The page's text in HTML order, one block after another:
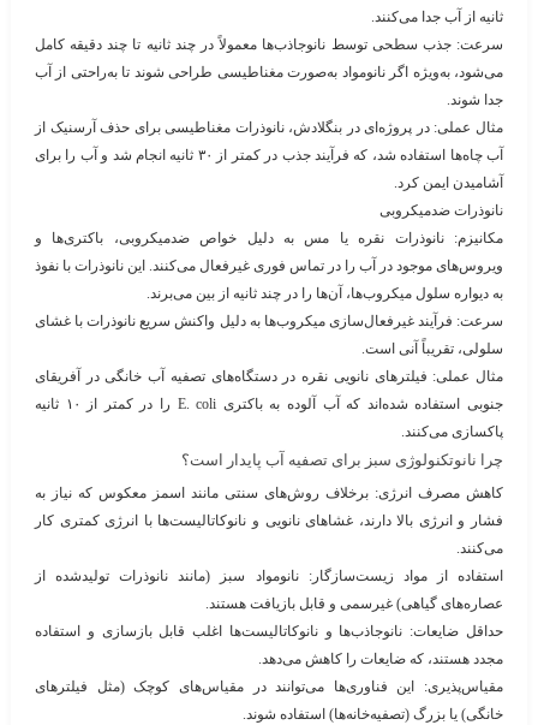
ثانیه از آب جدا می‌کنند.
سرعت: جذب سطحی توسط نانوجاذب‌ها معمولاً در چند ثانیه تا چند دقیقه کامل
می‌شود، به‌ویژه اگر نانومواد به‌صورت مغناطیسی طراحی شوند تا به‌راحتی از آب
جدا شوند.
مثال عملی: در پروژه‌ای در بنگلادش، نانوذرات مغناطیسی برای حذف آرسنیک از
آب چاه‌ها استفاده شد، که فرآیند جذب در کمتر از ۳۰ ثانیه انجام شد و آب را برای
آشامیدن ایمن کرد.
نانوذرات ضدمیکروبی
مکانیزم: نانوذرات نقره یا مس به دلیل خواص ضدمیکروبی، باکتری‌ها و
ویروس‌های موجود در آب را در تماس فوری غیرفعال می‌کنند. این نانوذرات با نفوذ
به دیواره سلول میکروب‌ها، آن‌ها را در چند ثانیه از بین می‌برند.
سرعت: فرآیند غیرفعال‌سازی میکروب‌ها به دلیل واکنش سریع نانوذرات با غشای
سلولی، تقریباً آنی است.
مثال عملی: فیلترهای نانویی نقره در دستگاه‌های تصفیه آب خانگی در آفریقای
جنوبی استفاده شده‌اند که آب آلوده به باکتری E. coli را در کمتر از ۱۰ ثانیه
پاکسازی می‌کنند.
چرا نانوتکنولوژی سبز برای تصفیه آب پایدار است؟
کاهش مصرف انرژی: برخلاف روش‌های سنتی مانند اسمز معکوس که نیاز به
فشار و انرژی بالا دارند، غشاهای نانویی و نانوکاتالیست‌ها با انرژی کمتری کار
می‌کنند.
استفاده از مواد زیست‌سازگار: نانومواد سبز (مانند نانوذرات تولیدشده از
عصاره‌های گیاهی) غیرسمی و قابل بازیافت هستند.
حداقل ضایعات: نانوجاذب‌ها و نانوکاتالیست‌ها اغلب قابل بازسازی و استفاده
مجدد هستند، که ضایعات را کاهش می‌دهد.
مقیاس‌پذیری: این فناوری‌ها می‌توانند در مقیاس‌های کوچک (مثل فیلترهای
خانگی) یا بزرگ (تصفیه‌خانه‌ها) استفاده شوند.